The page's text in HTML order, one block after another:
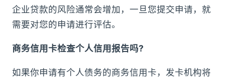
企业贷款的风险通常会增加，一旦您提交申请，就
需要对您的申请进行评估。
商务信用卡检查个人信用报告吗?
如果你申请有个人债务的商务信用卡，发卡机构将